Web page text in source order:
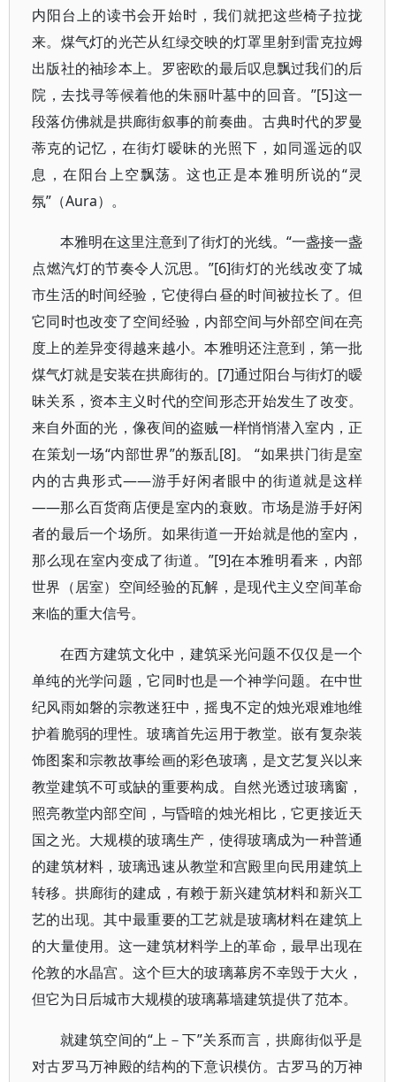
内阳台上的读书会开始时，我们就把这些椅子拉拢
来。煤气灯的光芒从红绿交映的灯罩里射到雷克拉姆
出版社的袖珍本上。罗密欧的最后叹息飘过我们的后
院，去找寻等候着他的朱丽叶墓中的回音。”[5]这一
段落仿佛就是拱廊街叙事的前奏曲。古典时代的罗曼
蒂克的记忆，在街灯暧昧的光照下，如同遥远的叹
息，在阳台上空飘荡。这也正是本雅明所说的“灵
氛”（Aura）。
本雅明在这里注意到了街灯的光线。“一盏接一盏
点燃汽灯的节奏令人沉思。”[6]街灯的光线改变了城
市生活的时间经验，它使得白昼的时间被拉长了。但
它同时也改变了空间经验，内部空间与外部空间在亮
度上的差异变得越来越小。本雅明还注意到，第一批
煤气灯就是安装在拱廊街的。[7]通过阳台与街灯的暧
昧关系，资本主义时代的空间形态开始发生了改变。
来自外面的光，像夜间的盗贼一样悄悄潜入室内，正
在策划一场“内部世界”的叛乱[8]。 “如果拱门街是室
内的古典形式——游手好闲者眼中的街道就是这样
——那么百货商店便是室内的衰败。市场是游手好闲
者的最后一个场所。如果街道一开始就是他的室内，
那么现在室内变成了街道。”[9]在本雅明看来，内部
世界（居室）空间经验的瓦解，是现代主义空间革命
来临的重大信号。
在西方建筑文化中，建筑采光问题不仅仅是一个
单纯的光学问题，它同时也是一个神学问题。在中世
纪风雨如磐的宗教迷狂中，摇曳不定的烛光艰难地维
护着脆弱的理性。玻璃首先运用于教堂。嵌有复杂装
饰图案和宗教故事绘画的彩色玻璃，是文艺复兴以来
教堂建筑不可或缺的重要构成。自然光透过玻璃窗，
照亮教堂内部空间，与昏暗的烛光相比，它更接近天
国之光。大规模的玻璃生产，使得玻璃成为一种普通
的建筑材料，玻璃迅速从教堂和宫殿里向民用建筑上
转移。拱廊街的建成，有赖于新兴建筑材料和新兴工
艺的出现。其中最重要的工艺就是玻璃材料在建筑上
的大量使用。这一建筑材料学上的革命，最早出现在
伦敦的水晶宫。这个巨大的玻璃幕房不幸毁于大火，
但它为日后城市大规模的玻璃幕墙建筑提供了范本。
就建筑空间的“上－下”关系而言，拱廊街似乎是
对古罗马万神殿的结构的下意识模仿。古罗马的万神